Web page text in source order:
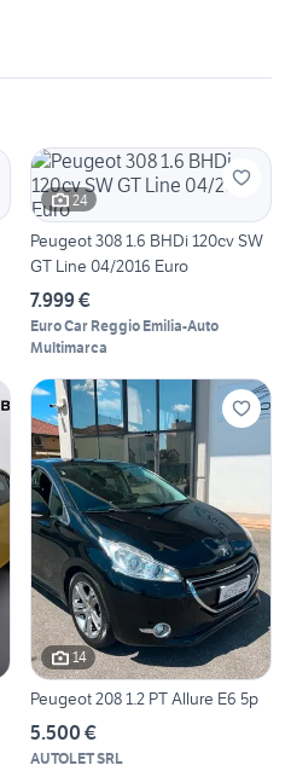
24
Peugeot 308 1.6 BHDi 120cv SW
GT Line 04/2016 Euro
7.999 €
Euro Car Reggio Emilia-Auto
Multimarca
14
Peugeot 208 1.2 PT Allure E6 5p
5.500 €
AUTOLET SRL